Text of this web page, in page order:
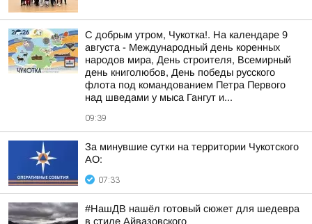
С добрым утром, Чукотка!. На календаре 9
августа - Международный день коренных
народов мира, День строителя, Всемирный
день книголюбов, День победы русского
флота под командованием Петра Первого
над шведами у мыса Гангут и...
09:39
За минувшие сутки на территории Чукотского
АО:
07:33
#НашДВ нашёл готовый сюжет для шедевра
в стиле Айвазовского